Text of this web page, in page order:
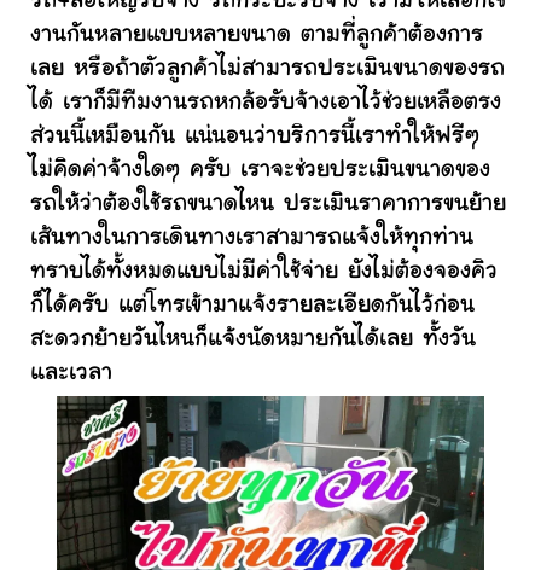
งานกันหลายแบบหลายขนาด ตามที่ลูกค้าต้องการ
เลย หรือถ้าตัวลูกค้าไม่สามารถประเมินขนาดของรถ
ได้ เราก็มีทีมงานรถหกล้อรับจ้างเอาไว้ช่วยเหลือตรง
ส่วนนี้เหมือนกัน แน่นอนว่าบริการนี้เราทำให้ฟรีๆ
ไม่คิดค่าจ้างใดๆ ครับ เราจะช่วยประเมินขนาดของ
รถให้ว่าต้องใช้รถขนาดไหน ประเมินราคาการขนย้าย
เส้นทางในการเดินทางเราสามารถแจ้งให้ทุกท่าน
ทราบได้ทั้งหมดแบบไม่มีค่าใช้จ่าย ยังไม่ต้องจองคิว
ก็ได้ครับ แต่โทรเข้ามาแจ้งรายละเอียดกันไว้ก่อน
สะดวกย้ายวันไหนก็แจ้งนัดหมายกันได้เลย ทั้งวัน
และเวลา